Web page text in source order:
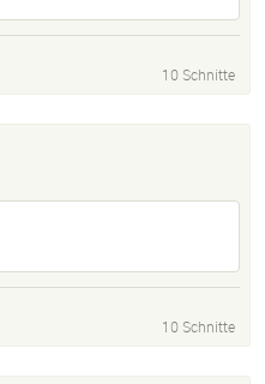
10 Schnitte
10 Schnitte